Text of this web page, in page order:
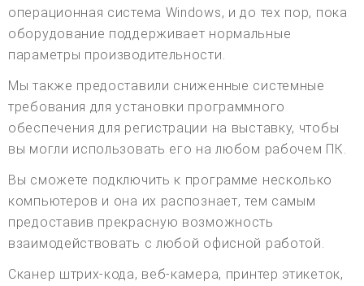
операционная система Windows, и до тех пор, пока
оборудование поддерживает нормальные
параметры производительности.
Мы также предоставили сниженные системные
требования для установки программного
обеспечения для регистрации на выставку, чтобы
вы могли использовать его на любом рабочем ПК.
Вы сможете подключить к программе несколько
компьютеров и она их распознает, тем самым
предоставив прекрасную возможность
взаимодействовать с любой офисной работой.
Сканер штрих-кода, веб-камера, принтер этикеток,